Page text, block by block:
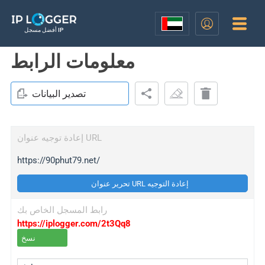
أفضل مسجل IP
معلومات الرابط
تصدير البيانات
إعادة توجيه عنوان URL
https://90phut79.net/
تحرير عنوان URL إعادة التوجيه
رابط المسجل الخاص بك
https://iplogger.com/2t3Qq8
نسخ